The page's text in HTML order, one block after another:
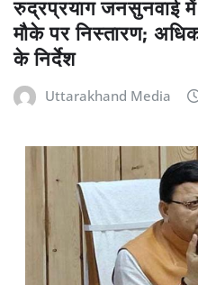
रुद्रप्रयाग जनसुनवाई
मौके पर निस्तारण;
के निर्देश
Uttarakhand Media